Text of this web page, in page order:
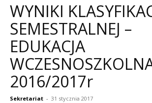
WYNIKI
SEMESTRALNEJ –
EDUKACJA
2016/2017r
Sekretariat - 31 stycznia 2017